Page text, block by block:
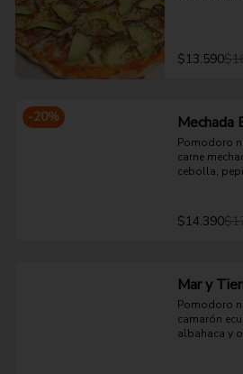
$13.590
-20% Mechada
Pomodoro
carne
cebolla,
$14.390
Mar y
Pomodoro
camarón
albahaca y